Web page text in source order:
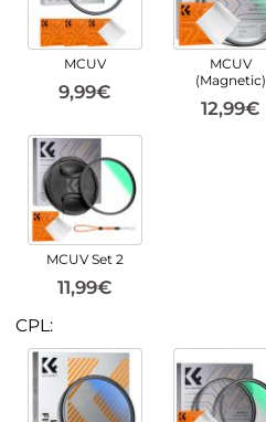
MCUV
9,99€
MCUV
(Magnetic)
12,99€
MCUV Set 2
11,99€
CPL: